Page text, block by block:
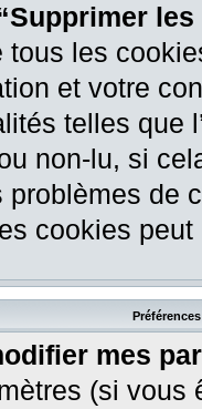
tous les
et votre
telles que
non-lu, si
problèmes de
cookies peut
mes
(si